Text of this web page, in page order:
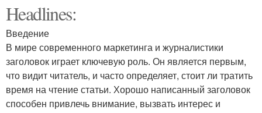
Headlines:
Введение
В мире современного маркетинга и журналистики
заголовок играет ключевую роль. Он является первым,
что видит читатель, и часто определяет, стоит ли тратить
время на чтение статьи. Хорошо написанный заголовок
способен привлечь внимание, вызвать интерес и